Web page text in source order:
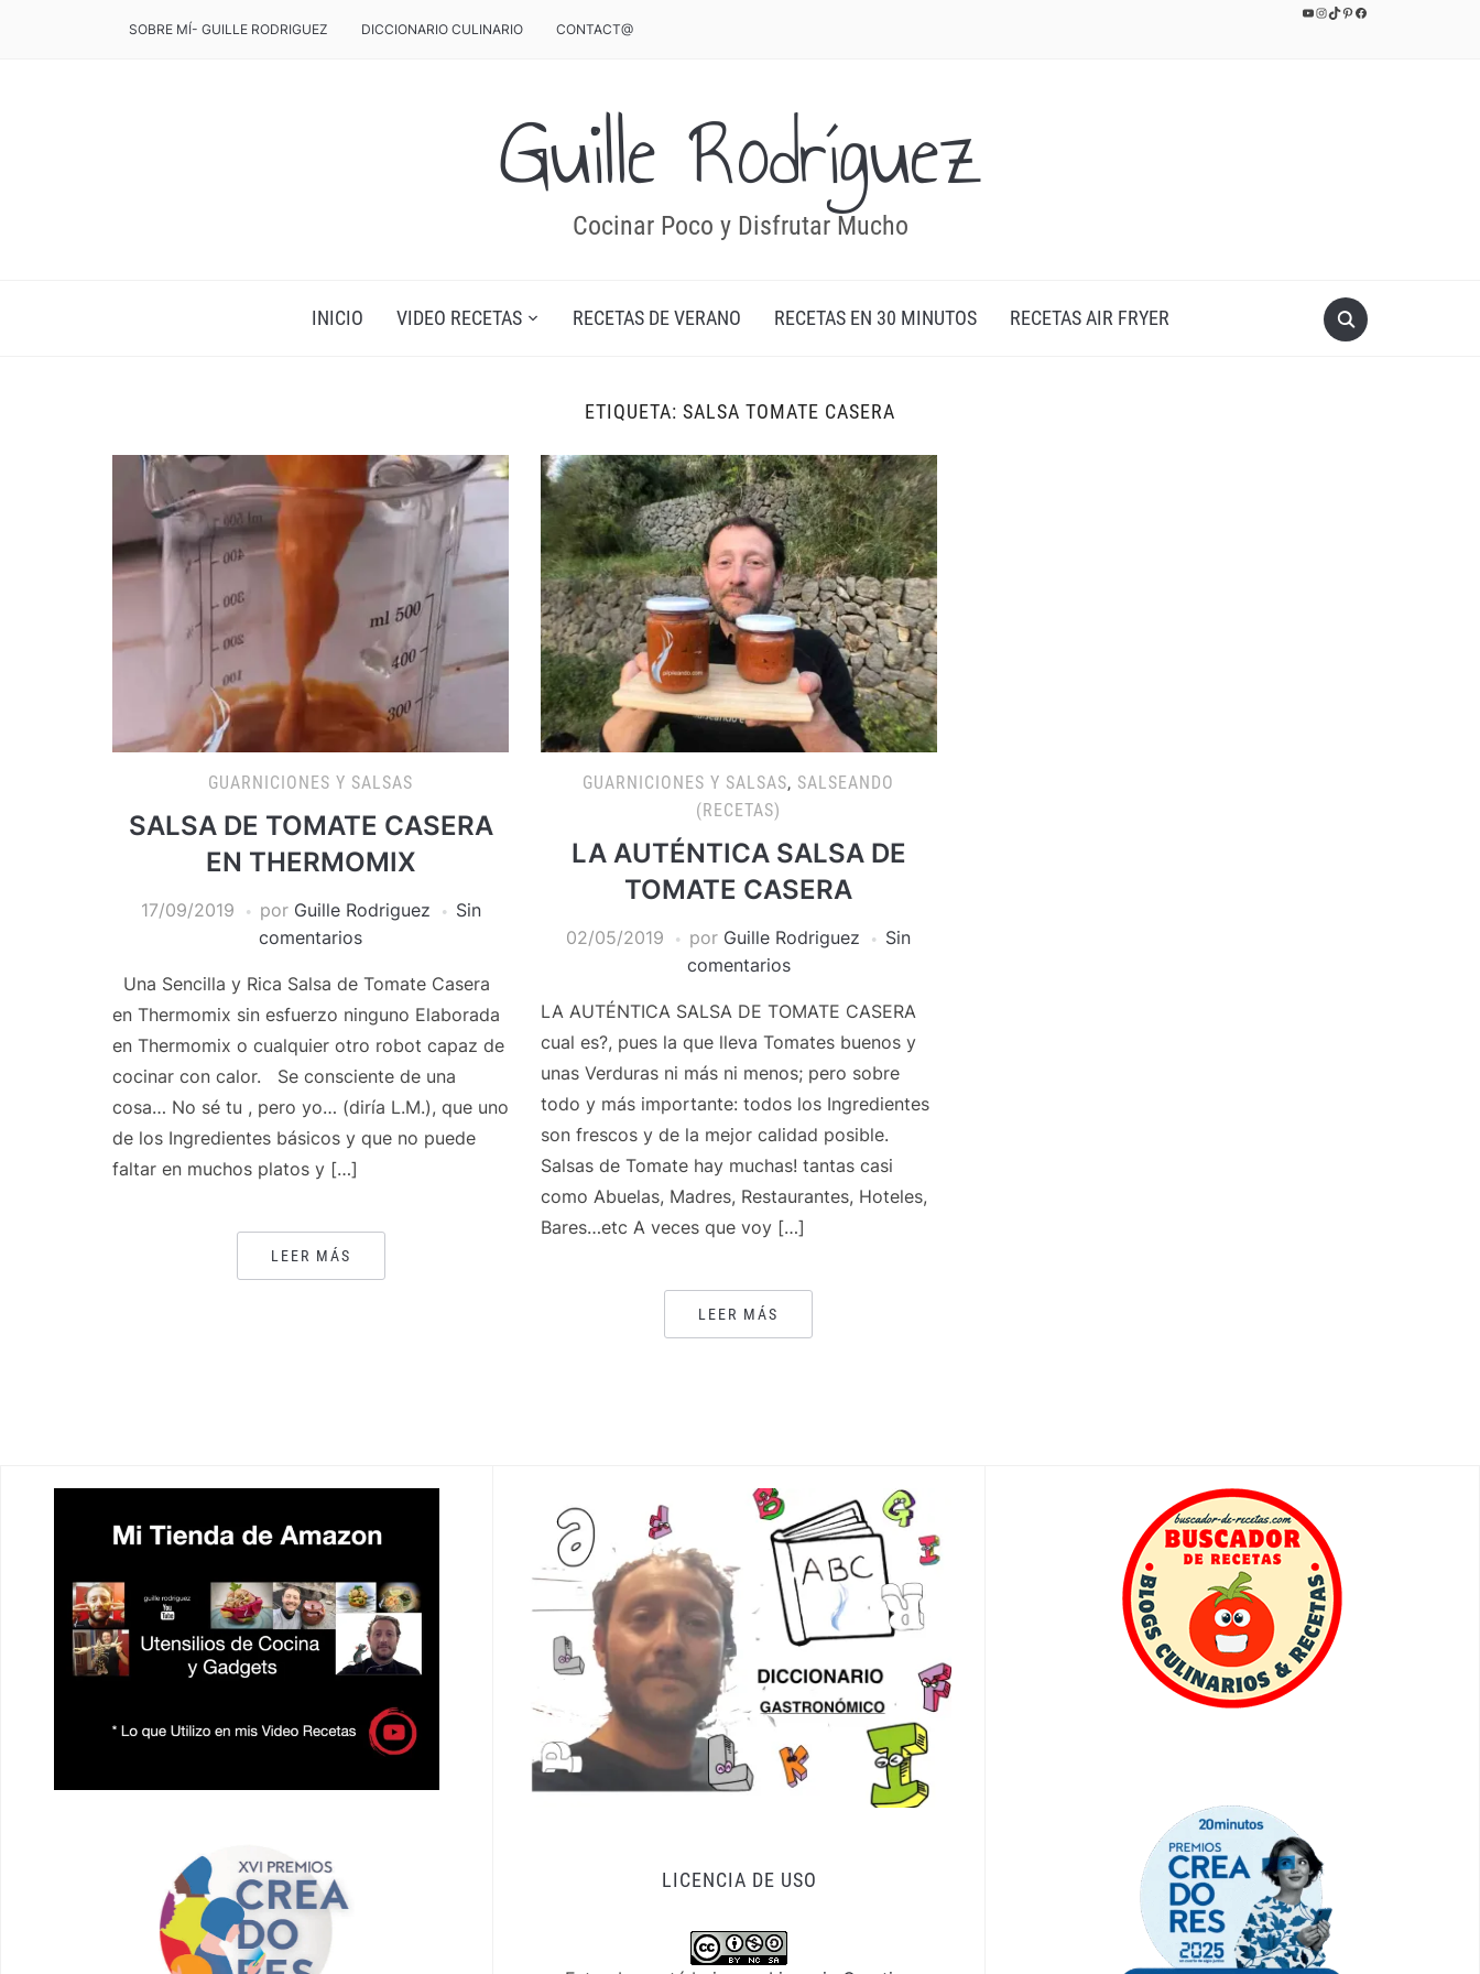
YouTube
Instagram
TikTok
Pinterest
Facebook
SOBRE MÍ- GUILLE RODRIGUEZ DICCIONARIO CULINARIO CONTACT@
Guille Rodríguez
Cocinar Poco y Disfrutar Mucho
INICIO VIDEO RECETAS RECETAS DE VERANO RECETAS EN 30 MINUTOS RECETAS AIR FRYER
ETIQUETA: SALSA TOMATE CASERA
GUARNICIONES Y SALSAS
SALSA DE TOMATE CASERA
EN THERMOMIX
17/09/2019 por Guille Rodriguez
Sin
comentarios
Una Sencilla y Rica Salsa de Tomate Casera
en Thermomix sin esfuerzo ninguno Elaborada
en Thermomix o cualquier otro robot capaz de
cocinar con calor. Se consciente de una
cosa… No sé tu , pero yo… (diría L.M.), que uno
de los Ingredientes básicos y que no puede
faltar en muchos platos y […]
LEER MÁS
GUARNICIONES Y SALSAS, SALSEANDO
(RECETAS)
LA AUTÉNTICA SALSA DE
TOMATE CASERA
02/05/2019 por Guille Rodriguez
Sin
comentarios
LA AUTÉNTICA SALSA DE TOMATE CASERA
cual es?, pues la que lleva Tomates buenos y
unas Verduras ni más ni menos; pero sobre
todo y más importante: todos los Ingredientes
son frescos y de la mejor calidad posible.
Salsas de Tomate hay muchas! tantas casi
como Abuelas, Madres, Restaurantes, Hoteles,
Bares…etc A veces que voy […]
LEER MÁS
LICENCIA DE USO